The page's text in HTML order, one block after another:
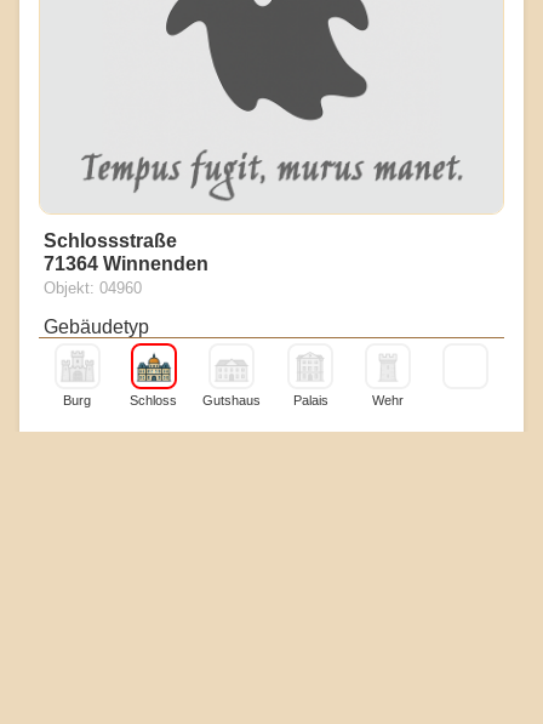
Schlossstraße
71364 Winnenden
Objekt: 04960
Gebäudetyp
Burg Schloss Gutshaus Palais Wehr